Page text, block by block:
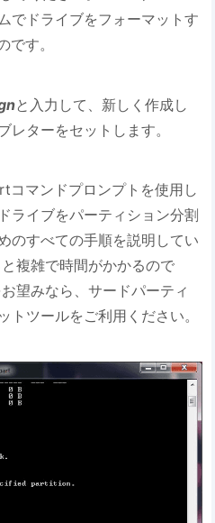
でドライブをフォーマットす
す。
と入力して、新しく作成し
レターをセットします。
コマンドプロンプトを使用し
ライブをパーティション分割
のすべての手順を説明してい
複雑で時間がかかるので
望みなら、サードパーティ
トツールをご利用ください。